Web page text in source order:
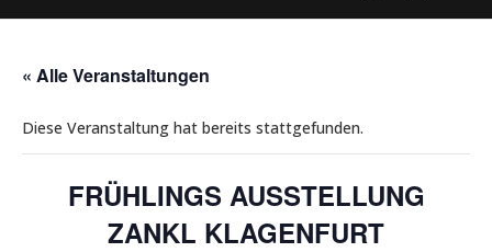
« Alle Veranstaltungen
Diese Veranstaltung hat bereits stattgefunden.
FRÜHLINGS AUSSTELLUNG
ZANKL KLAGENFURT